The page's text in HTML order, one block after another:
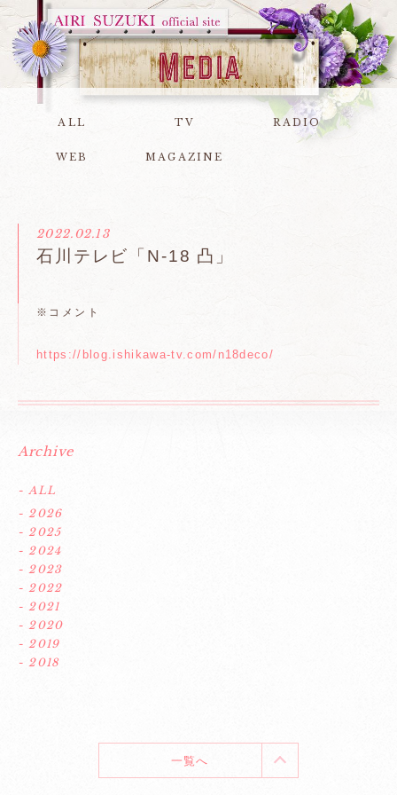
ALL TV RADIO
WEB MAGAZINE
2022.02.13
石川テレビ「N-18 凸」
※コメント
https://blog.ishikawa-tv.com/n18deco/
Archive
- ALL
- 2026
- 2025
- 2024
- 2023
- 2022
- 2021
- 2020
- 2019
- 2018
一覧へ